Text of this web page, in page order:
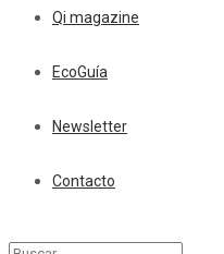
Qi magazine
EcoGuía
Newsletter
Contacto